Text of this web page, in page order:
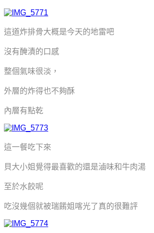
這道炸排骨大概是今天的地雷吧
沒有醃漬的口感
整個氣味很淡，
外層的炸得也不夠酥
內層有點乾
這一餐吃下來
貝大小姐覺得最喜歡的還是滷味和牛肉湯
至於水餃呢
吃沒幾個就被瑞餚姐喀光了真的很難評